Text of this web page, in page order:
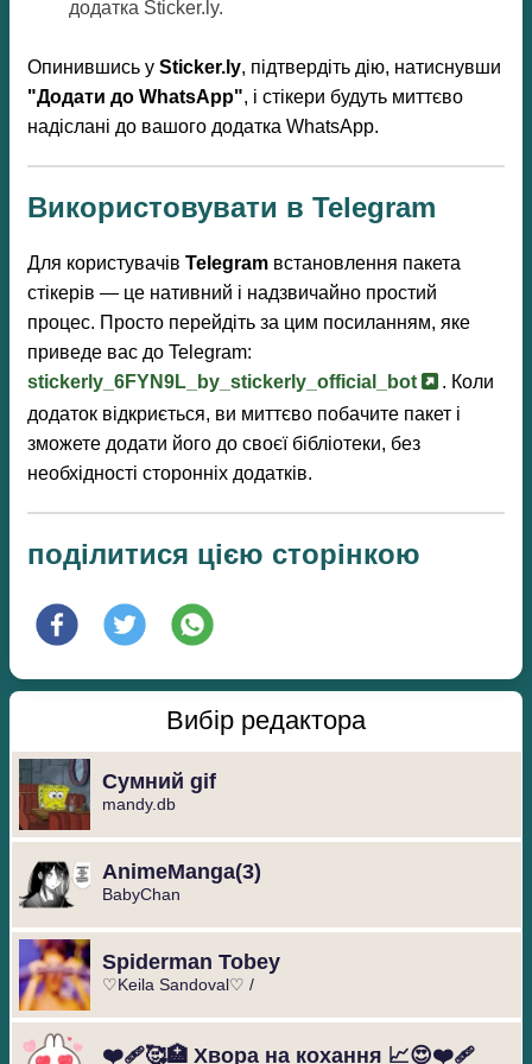
додатка Sticker.ly.
Опинившись у Sticker.ly, підтвердіть дію, натиснувши
"Додати до WhatsApp", і стікери будуть миттєво
надіслані до вашого додатка WhatsApp.
Використовувати в Telegram
Для користувачів Telegram встановлення пакета
стікерів — це нативний і надзвичайно простий
процес. Просто перейдіть за цим посиланням, яке
приведе вас до Telegram:
stickerly_6FYN9L_by_stickerly_official_bot
. Коли
додаток відкриється, ви миттєво побачите пакет і
зможете додати його до своєї бібліотеки, без
необхідності сторонніх додатків.
поділитися цією сторінкою
Вибір редактора
Сумний gif
mandy.db
️AnimeManga️(3)
BabyChan
Spiderman Tobey
♡Keila Sandoval♡ /
❤️‍🩹🥰🏥 Хвора на кохання 📈😍❤️‍🩹